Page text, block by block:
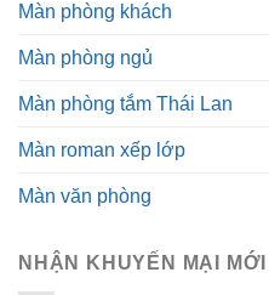
Màn phòng khách
Màn phòng ngủ
Màn phòng tắm Thái Lan
Màn roman xếp lớp
Màn văn phòng
NHẬN KHUYẾN MẠI MỚI